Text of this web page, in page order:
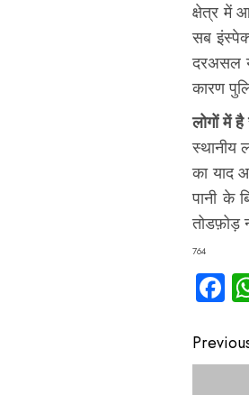
क्षेत्र में
सब
दरअसल
कारण
लोगों में है
स्थानीय
का याद
पानी के
तोडफ़ोड़
764